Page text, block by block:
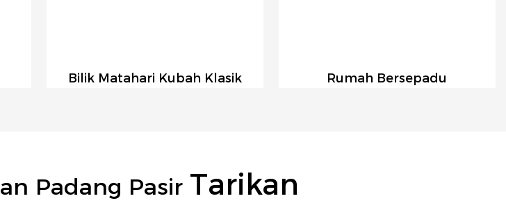
Bilik Matahari Kubah Klasik Rumah Bersepadu
Padang Pasir Tarikan